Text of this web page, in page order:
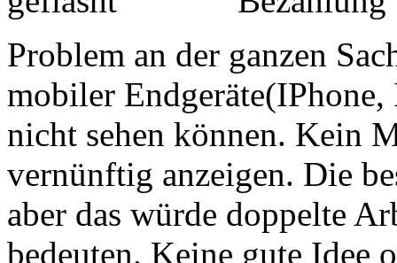
Problem an der ganzen
mobiler
nicht sehen können. Kein
vernünftig anzeigen. Die
aber das würde doppelte
bedeuten. Keine gute Idee